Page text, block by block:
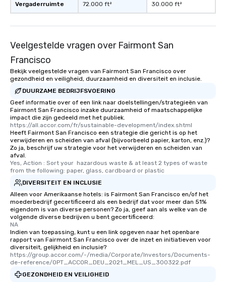
Vergaderruimte 72.000 ft² 30.000 ft²
Veelgestelde vragen over Fairmont San
Francisco
Bekijk veelgestelde vragen van Fairmont San Francisco over
gezondheid en veiligheid, duurzaamheid en diversiteit en inclusie.
DUURZAME BEDRIJFSVOERING
Geef informatie over of een link naar doelstellingen/strategieën van
Fairmont San Francisco inzake duurzaamheid of maatschappelijke
impact die zijn gedeeld met het publiek.
https://all.accor.com/fr/sustainable-development/index.shtml
Heeft Fairmont San Francisco een strategie die gericht is op het
verwijderen en scheiden van afval (bijvoorbeeld papier, karton, enz.)?
Zo ja, beschrijf uw strategie voor het verwijderen en scheiden van
afval.
Yes, Action : Sort your  hazardous waste & at least 2 types of waste
from the following: paper, glass, cardboard or plastic
DIVERSITEIT EN INCLUSIE
Alleen voor Amerikaanse hotels: is Fairmont San Francisco en/of het
moederbedrijf gecertificeerd als een bedrijf dat voor meer dan 51%
eigendom is van diverse personen? Zo ja, geef aan als welke van de
volgende diverse bedrijven u bent gecertificeerd:
NA
Indien van toepassing, kunt u een link opgeven naar het openbare
rapport van Fairmont San Francisco over de inzet en initiatieven voor
diversiteit, gelijkheid en inclusie?
https://group.accor.com/-/media/Corporate/Investors/Documents-
de-reference/OPT_ACCOR_DEU_2021_MEL_US_300322.pdf
GEZONDHEID EN VEILIGHEID